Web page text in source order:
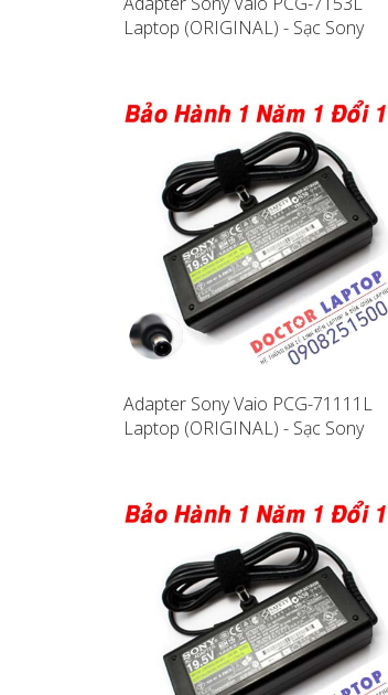
Laptop (ORIGINAL) - Sạc Sony
Adapter Sony Vaio PCG-71111L
Laptop (ORIGINAL) - Sạc Sony